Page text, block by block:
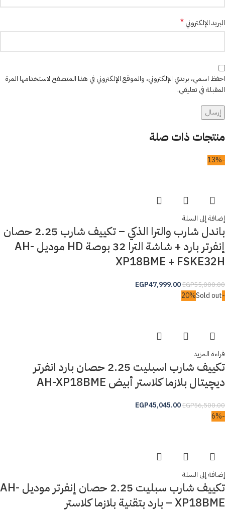
البريد الإلكتروني*
احفظ اسمي، بريدي الإلكتروني، والموقع الإلكتروني في هذا المتصفح لاستخدامها المرة
المقبلة في تعليقي.
منتجات ذات صلة
-13%
إضافة إلى السلة
باندل شارب والترا الذكي – تكييف شارب 2.25 حصان
إنفرتر بارد + شاشة الترا 32 بوصة HD موديل AH-
XP18BME + FSKE32H
EGP55,000.00
EGP47,999.00
-20%
Sold out
قراءة المزيد
تكييف شارب اسبليت 2.25 حصان بارد انفرتر
ديچيتال بلازما كلاستر أبيض AH-XP18BME
EGP56,500.00
EGP45,045.00
-6%
إضافة إلى السلة
تكييف شارب سبليت 2.25 حصان إنفرتر موديل AH-
XP18BME – بارد بتقنية بلازما كلاستر